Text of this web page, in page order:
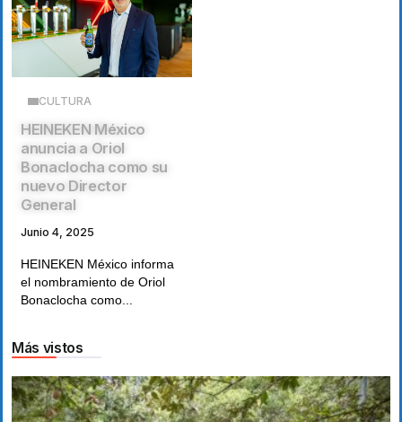
CULTURA
HEINEKEN México
anuncia a Oriol
Bonaclocha como su
nuevo Director
General
Junio 4, 2025
HEINEKEN México informa
el nombramiento de Oriol
Bonaclocha como...
Más vistos